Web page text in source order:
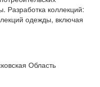
Разработка коллекций:
одежды, включая
Область